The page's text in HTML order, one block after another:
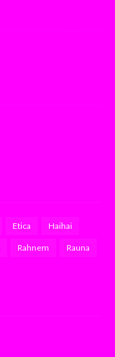
Etica Haihai
Rahnem Rauna